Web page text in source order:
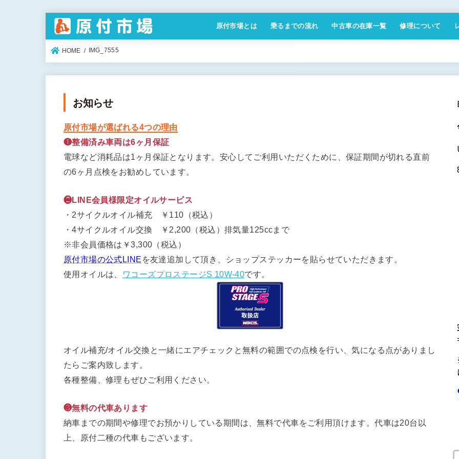
原付市場とは 乗るまでの流れ 中古車の在庫一覧 修理について
HOME IMG_7555
お知らせ
原付市場が選ばれる4つの理由
❶整備済み車両は6ヶ月保証
電球など消耗品は1ヶ月保証となります。安心してご利用いただくために、保証期間が切れる直前
の6ヶ月点検をお勧めしています。
❷LINE会員様限定オイルサービス
・2サイクルオイル補充 ￥110（税込）
・4サイクルオイル交換 ￥2,200（税込）排気量125ccまで
※非会員価格は￥3,300（税込）
原付市場の公式LINE を友達追加して頂き、ショップステッカーを貼らせていただきます。
使用オイルは、
ワコーズプロステージS 10W-40です。
オイル補充/オイル交換と一緒にエアチェックと無料の範囲での点検を行い、気になる点がありまし
たらご案内致します。
各種整備、修理もぜひご利用ください。
❸無料の代車あります
納車までの期間や修理でお預かりしている期間は、無料で代車をご利用頂けます。代車は20台以
上、原付二種の代車もございます。